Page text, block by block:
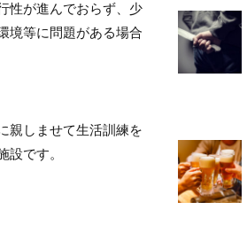
性が進んでおらず、少
境等に問題がある場合
親しませて生活訓練を
です。